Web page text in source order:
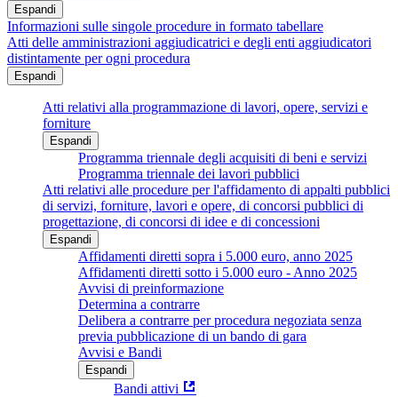
Espandi
Informazioni sulle singole procedure in formato tabellare
Atti delle amministrazioni aggiudicatrici e degli enti aggiudicatori
distintamente per ogni procedura
Espandi
Atti relativi alla programmazione di lavori, opere, servizi e
forniture
Espandi
Programma triennale degli acquisiti di beni e servizi
Programma triennale dei lavori pubblici
Atti relativi alle procedure per l'affidamento di appalti pubblici
di servizi, forniture, lavori e opere, di concorsi pubblici di
progettazione, di concorsi di idee e di concessioni
Espandi
Affidamenti diretti sopra i 5.000 euro, anno 2025
Affidamenti diretti sotto i 5.000 euro - Anno 2025
Avvisi di preinformazione
Determina a contrarre
Delibera a contrarre per procedura negoziata senza
previa pubblicazione di un bando di gara
Avvisi e Bandi
Espandi
Bandi attivi